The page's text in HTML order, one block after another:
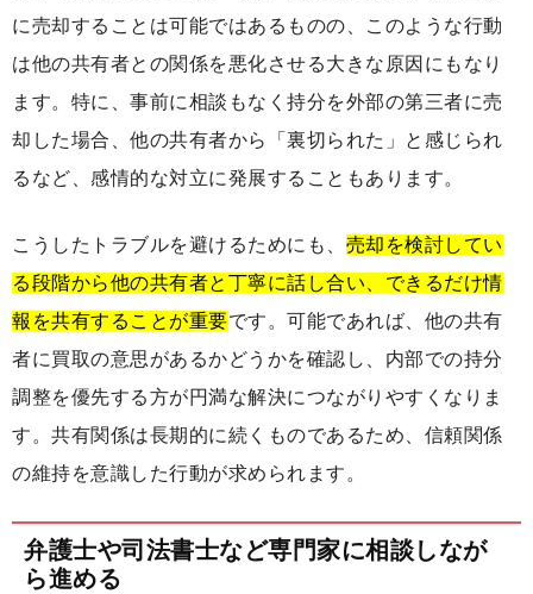
に売却することは可能ではあるものの、このような行動
は他の共有者との関係を悪化させる大きな原因にもなり
ます。特に、事前に相談もなく持分を外部の第三者に売
却した場合、他の共有者から「裏切られた」と感じられ
るなど、感情的な対立に発展することもあります。
こうしたトラブルを避けるためにも、 売却を検討してい
る段階から他の共有者と丁寧に話し合い、できるだけ情
報を共有することが重要です。可能であれば、他の共有
者に買取の意思があるかどうかを確認し、内部での持分
調整を優先する方が円満な解決につながりやすくなりま
す。共有関係は長期的に続くものであるため、信頼関係
の維持を意識した行動が求められます。
弁護士や司法書士など専門家に相談しなが
ら進める